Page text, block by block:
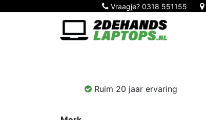
Vraagje? 0318 551155
Ruim 20 jaar ervaring